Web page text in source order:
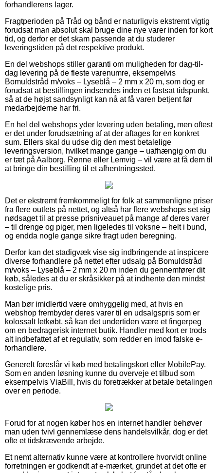
forhandlerens lager.
Fragtperioden på Tråd og bånd er naturligvis ekstremt vigtig
forudsat man absolut skal bruge dine nye varer inden for kort
tid, og derfor er det skam passende at du studerer
leveringstiden på det respektive produkt.
En del webshops stiller garanti om muligheden for dag-til-
dag levering på de fleste varenumre, eksempelvis
Bomuldstråd m/voks – Lyseblå – 2 mm x 20 m, som dog er
forudsat at bestillingen indsendes inden et fastsat tidspunkt,
så at de højst sandsynligt kan nå at få varen betjent før
medarbejderne har fri.
En hel del webshops yder levering uden betaling, men oftest
er det under forudsætning af at der aftages for en konkret
sum. Ellers skal du udse dig den mest betalelige
leveringsversion, hvilket mange gange – uafhængig om du
er tæt på Aalborg, Rønne eller Lemvig – vil være at få dem til
at bringe din bestilling til et afhentningssted.
Det er ekstremt fremkommeligt for folk at sammenligne priser
fra flere outlets på nettet, og altså har flere webshops set sig
nødsaget til at presse prisniveauet på mange af deres varer
– til drenge og piger, men ligeledes til voksne – helt i bund,
og endda nogle gange sikre fragt uden beregning.
Derfor kan det stadigvæk vise sig indbringende at inspicere
diverse forhandlere på nettet efter udsalg på Bomuldstråd
m/voks – Lyseblå – 2 mm x 20 m inden du gennemfører dit
køb, således at du er skråsikker på at indhente den mindst
kostelige pris.
Man bør imidlertid være omhyggelig med, at hvis en
webshop frembyder deres varer til en udsalgspris som er
kolossalt letkøbt, så kan det undertiden være et fingerpeg
om en bedragerisk internet butik. Handler med kort er trods
alt indbefattet af et regulativ, som redder en imod falske e-
forhandlere.
Generelt foreslår vi køb med betalingskort eller MobilePay.
Som en anden løsning kunne du overveje et tilbud som
eksempelvis ViaBill, hvis du foretrækker at betale betalingen
over en periode.
Forud for at nogen køber hos en internet handler behøver
man uden tvivl gennemlæse dens handelsvilkår, dog er det
ofte et tidskrævende arbejde.
Et nemt alternativ kunne være at kontrollere hvorvidt online
forretningen er godkendt af e-mærket, grundet at det ofte er